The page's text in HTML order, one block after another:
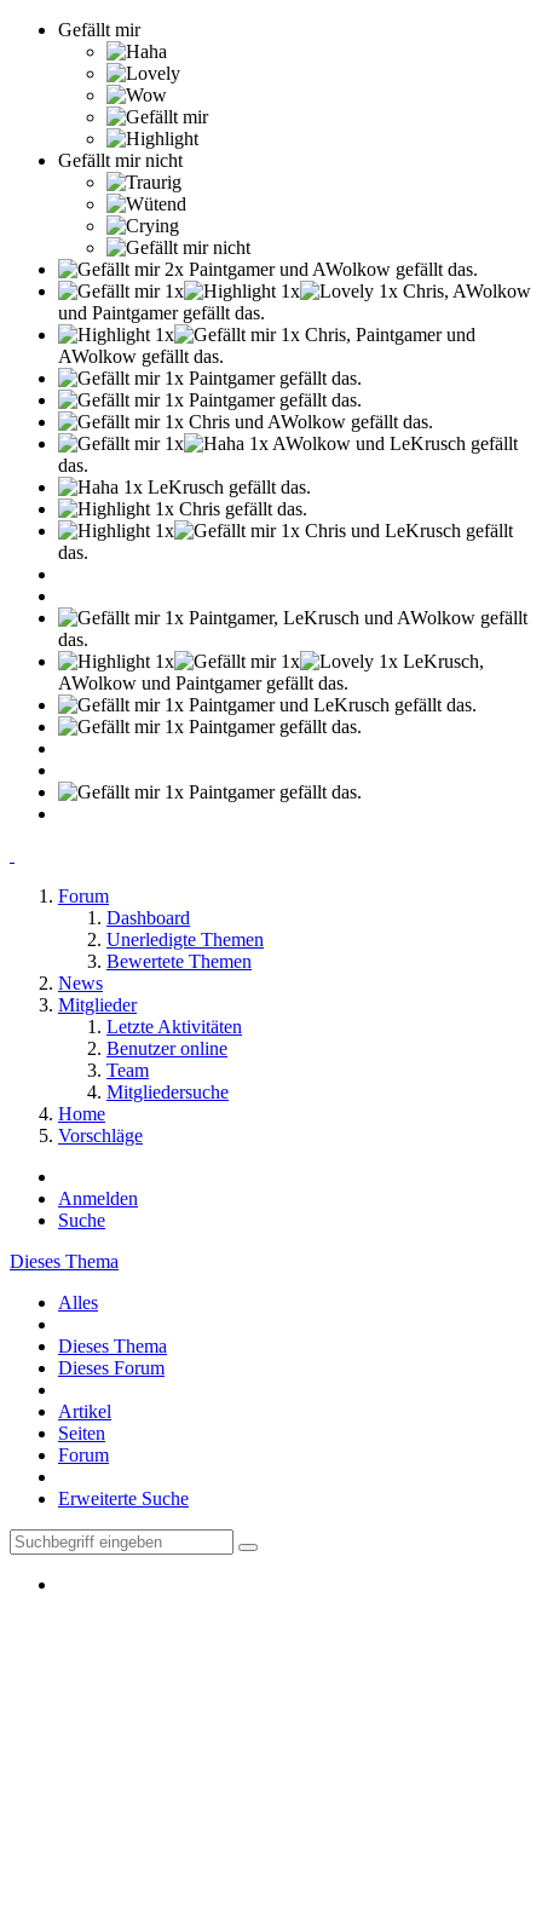
Gefällt mir
Gefällt mir nicht
Paintgamer und AWolkow gefällt das.
Chris, AWolkow
und Paintgamer gefällt das.
Chris, Paintgamer und
AWolkow gefällt das.
Paintgamer gefällt das.
Paintgamer gefällt das.
Chris und AWolkow gefällt das.
AWolkow und LeKrusch gefällt
das.
LeKrusch gefällt das.
Chris gefällt das.
Chris und LeKrusch gefällt
das.
Paintgamer, LeKrusch und AWolkow gefällt
das.
LeKrusch,
AWolkow und Paintgamer gefällt das.
Paintgamer und LeKrusch gefällt das.
Paintgamer gefällt das.
Paintgamer gefällt das.
Forum
Dashboard
Unerledigte Themen
Bewertete Themen
News
Mitglieder
Letzte Aktivitäten
Benutzer online
Team
Mitgliedersuche
Home
Vorschläge
Anmelden
Suche
Dieses Thema
Alles
Dieses Thema
Dieses Forum
Artikel
Seiten
Forum
Erweiterte Suche